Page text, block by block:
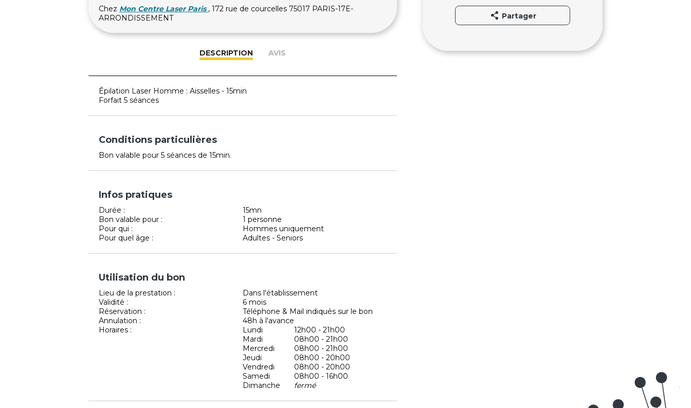
Chez Mon Centre Laser Paris , 172 rue de courcelles 75017 PARIS-17E-
ARRONDISSEMENT
DESCRIPTION AVIS
Épilation Laser Homme : Aisselles - 15min
Forfait 5 séances
Conditions particulières
Bon valable pour 5 séances de 15min.
Infos pratiques
Durée :
15mn
Bon valable pour :
1 personne
Pour qui :
Hommes uniquement
Pour quel âge :
Adultes - Seniors
Utilisation du bon
Lieu de la prestation :
Dans l'établissement
Validité :
6 mois
Réservation :
Téléphone & Mail indiqués sur le bon
Annulation :
48h à l'avance
Horaires :
Lundi
12h00 - 21h00
Mardi
08h00 - 21h00
Mercredi
08h00 - 21h00
Jeudi
08h00 - 20h00
Vendredi
08h00 - 20h00
Samedi
08h00 - 16h00
Dimanche
fermé
Partager